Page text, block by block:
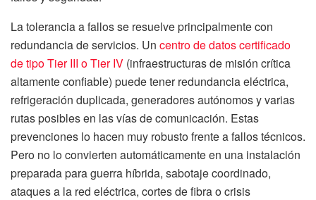
La tolerancia a fallos se resuelve principalmente con
redundancia de servicios. Un centro de datos certificado
de tipo Tier III o Tier IV (infraestructuras de misión crítica
altamente confiable) puede tener redundancia eléctrica,
refrigeración duplicada, generadores autónomos y varias
rutas posibles en las vías de comunicación. Estas
prevenciones lo hacen muy robusto frente a fallos técnicos.
Pero no lo convierten automáticamente en una instalación
preparada para guerra híbrida, sabotaje coordinado,
ataques a la red eléctrica, cortes de fibra o crisis